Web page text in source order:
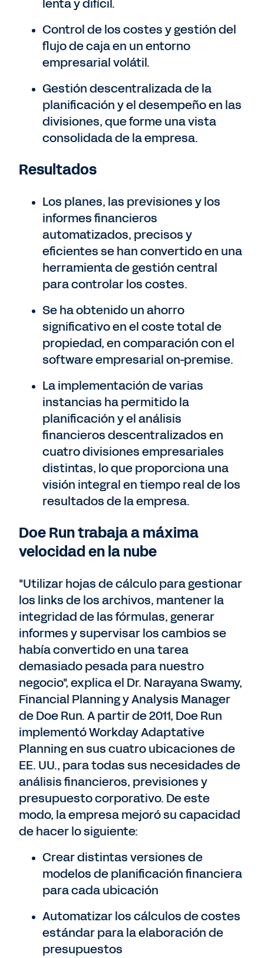
lenta y difícil.
Control de los costes y gestión del
flujo de caja en un entorno
empresarial volátil.
Gestión descentralizada de la
planificación y el desempeño en las
divisiones, que forme una vista
consolidada de la empresa.
Resultados
Los planes, las previsiones y los
informes financieros
automatizados, precisos y
eficientes se han convertido en una
herramienta de gestión central
para controlar los costes.
Se ha obtenido un ahorro
significativo en el coste total de
propiedad, en comparación con el
software empresarial on-premise.
La implementación de varias
instancias ha permitido la
planificación y el análisis
financieros descentralizados en
cuatro divisiones empresariales
distintas, lo que proporciona una
visión integral en tiempo real de los
resultados de la empresa.
Doe Run trabaja a máxima
velocidad en la nube
"Utilizar hojas de cálculo para gestionar
los links de los archivos, mantener la
integridad de las fórmulas, generar
informes y supervisar los cambios se
había convertido en una tarea
demasiado pesada para nuestro
negocio", explica el Dr. Narayana Swamy,
Financial Planning y Analysis Manager
de Doe Run. A partir de 2011, Doe Run
implementó Workday Adaptative
Planning en sus cuatro ubicaciones de
EE. UU., para todas sus necesidades de
análisis financieros, previsiones y
presupuesto corporativo. De este
modo, la empresa mejoró su capacidad
de hacer lo siguiente:
Crear distintas versiones de
modelos de planificación financiera
para cada ubicación
Automatizar los cálculos de costes
estándar para la elaboración de
presupuestos